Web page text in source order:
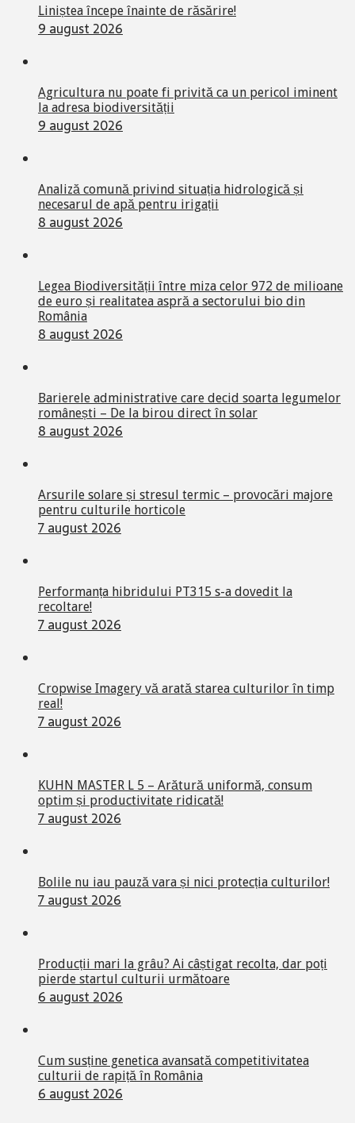
Liniștea începe înainte de răsărire!
9 august 2026
Agricultura nu poate fi privită ca un pericol iminent
la adresa biodiversității
9 august 2026
Analiză comună privind situația hidrologică și
necesarul de apă pentru irigații
8 august 2026
Legea Biodiversității între miza celor 972 de milioane
de euro și realitatea aspră a sectorului bio din
România
8 august 2026
Barierele administrative care decid soarta legumelor
românești – De la birou direct în solar
8 august 2026
Arsurile solare și stresul termic – provocări majore
pentru culturile horticole
7 august 2026
Performanța hibridului PT315 s-a dovedit la
recoltare!
7 august 2026
Cropwise Imagery vă arată starea culturilor în timp
real!
7 august 2026
KUHN MASTER L 5 – Arătură uniformă, consum
optim și productivitate ridicată!
7 august 2026
Bolile nu iau pauză vara și nici protecția culturilor!
7 august 2026
Producții mari la grâu? Ai câștigat recolta, dar poți
pierde startul culturii următoare
6 august 2026
Cum susține genetica avansată competitivitatea
culturii de rapiță în România
6 august 2026